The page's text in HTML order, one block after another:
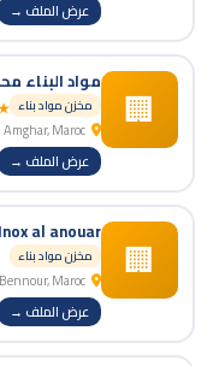
عرض الملف →
🏢 مواد البناء
مخزن مواد بناء
عرض الملف →
🏢
Inox al anouar
مخزن مواد بناء
عرض الملف →